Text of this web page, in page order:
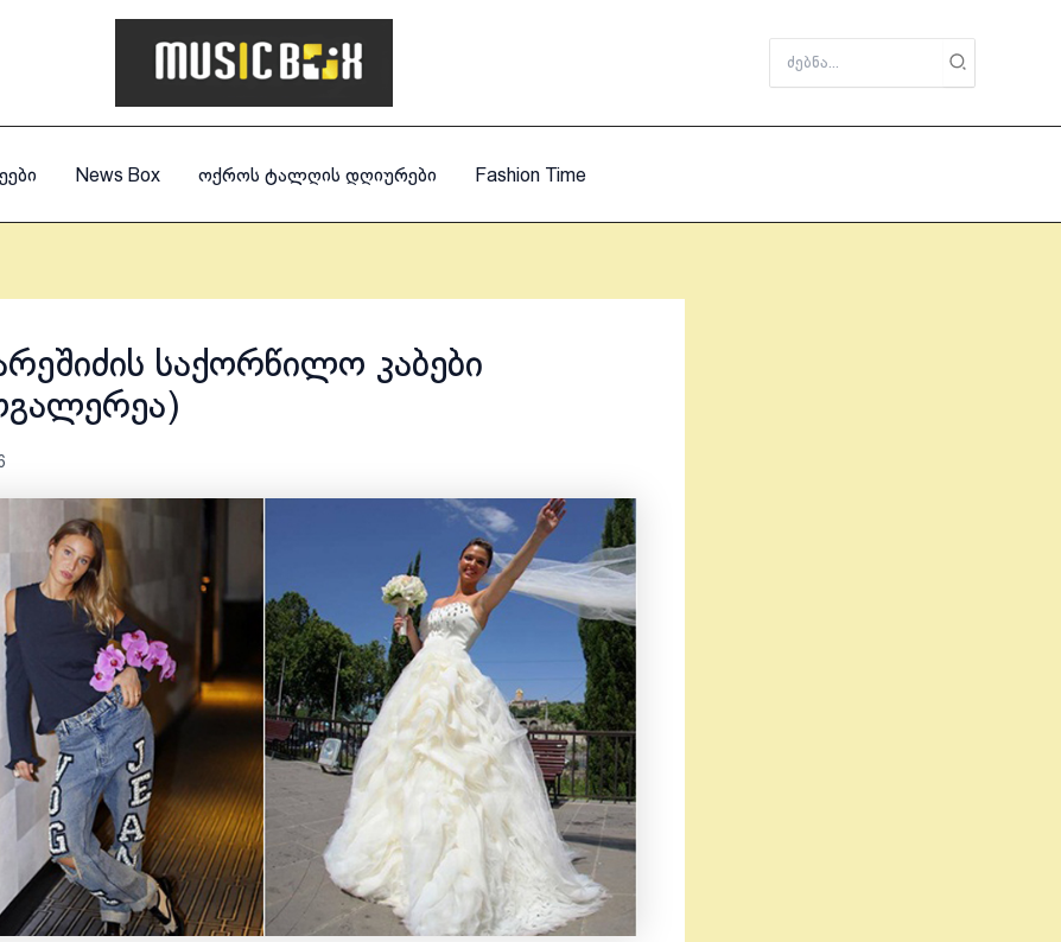
for:
News Box ოქროს ტალღის დღიურები Fashion Time
საქორწილო კაბები